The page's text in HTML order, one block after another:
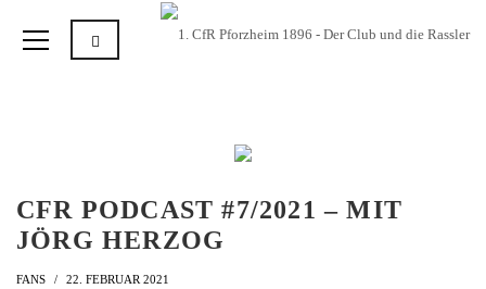
CFR PODCAST #7/2021 – MIT
JÖRG HERZOG
FANS 22. FEBRUAR 2021